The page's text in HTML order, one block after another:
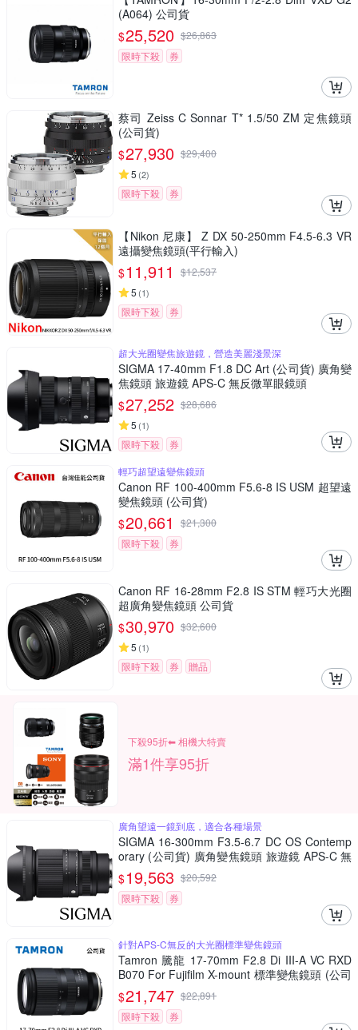
(A064) 公司貨
$25,520 $26,863
限時下殺
券
蔡司 Zeiss C Sonnar T* 1.5/50 ZM 定焦鏡頭
(公司貨)
$27,930 $29,400
5 (2)
限時下殺 券
【Nikon 尼康】 Z DX 50-250mm F4.5-6.3 VR
遠攝變焦鏡頭(平行輸入)
$11,911 $12,537
5 (1)
限時下殺 券
超大光圈變焦旅遊鏡，營造美麗淺景深
SIGMA 17-40mm F1.8 DC Art (公司貨) 廣角變
焦鏡頭 旅遊鏡 APS-C 無反微單眼鏡頭
$27,252 $28,686
5 (1)
限時下殺
券
輕巧超望遠變焦鏡頭
Canon RF 100-400mm F5.6-8 IS USM 超望遠
變焦鏡頭 (公司貨)
$20,661 $21,300
限時下殺
券
Canon RF 16-28mm F2.8 IS STM 輕巧大光圈
超廣角變焦鏡頭 公司貨
$30,970 $32,600
5 (1)
限時下殺 券 贈品
下殺95折⬅︎ 相機大特賣
滿1件享95折
廣角望遠一鏡到底，適合各種場景
SIGMA 16-300mm F3.5-6.7 DC OS Contemp
orary (公司貨) 廣角變焦鏡頭 旅遊鏡 APS-C 無
反微單眼鏡頭
$19,563 $20,592
限時下殺
券
針對APS-C無反的大光圈標準變焦鏡頭
Tamron 騰龍 17-70mm F2.8 Di III-A VC RXD
B070 For Fujifilm X-mount 標準變焦鏡頭 (公司
貨)
$21,747 $22,891
限時下殺
券